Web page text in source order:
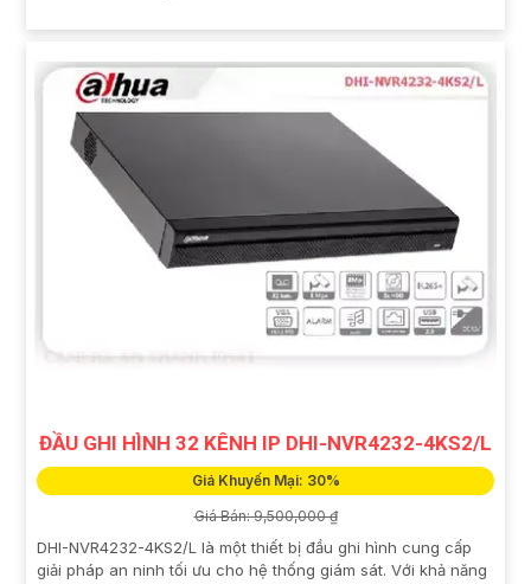
ĐẦU GHI HÌNH 32 KÊNH IP DHI-NVR4232-4KS2/L
Giá Khuyến Mại: 30%
Giá Bán: 9,500,000 ₫
DHI-NVR4232-4KS2/L là một thiết bị đầu ghi hình cung cấp
giải pháp an ninh tối ưu cho hệ thống giám sát. Với khả năng